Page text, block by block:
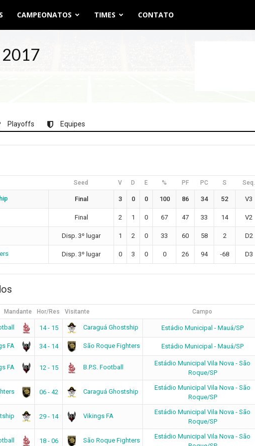
CAMPEONATOS TIMES CONTATO
Playoffs Equipes
Seed V D E % PF PC S Seq.
Final 3 0 0 100 86 34 52 V3
Final 2 1 0 67 47 33 14 V2
Disp. 3º lugar 1 2 0 33 60 58 2 D2
Disp. 3º lugar 0 3 0 0 26 94 -68 D3
Mandante Hor/Res Visitante Campo
14 - 15 Caraguá Ghostship Estádio Municipal - Mauá/SP
FA 34 - 14 São Roque Fighters Estádio Municipal - Mauá/SP
FA 12 - 15 B.P.S. Football
Estádio Municipal Vila Nova - São
Roque/SP
06 - 42 Caraguá Ghostship
Estádio Municipal Vila Nova - São
Roque/SP
29 - 14 Vikings FA
Estádio Municipal Vila Nova - São
Roque/SP
18 - 06 São Roque Fighters
Estádio Municipal Vila Nova - São